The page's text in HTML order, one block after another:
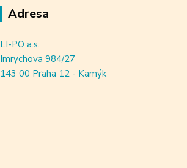
Adresa
LI-PO a.s.
Imrychova 984/27
143 00 Praha 12 - Kamýk